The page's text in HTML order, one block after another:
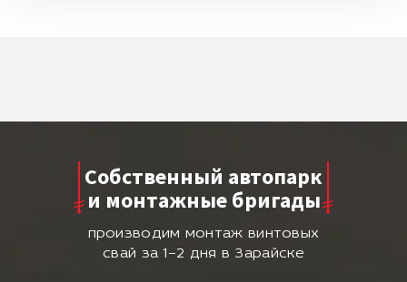
Собственный автопарк
и монтажные бригады
производим монтаж винтовых
свай за 1–2 дня в Зарайске